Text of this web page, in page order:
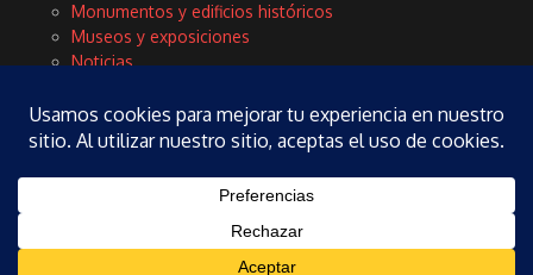
Monumentos y edificios históricos
Museos y exposiciones
Noticias
Rinconces con encanto
Tours y excursiones
Copyright © 2026 Zaragoza Fieles | Desarrollado por